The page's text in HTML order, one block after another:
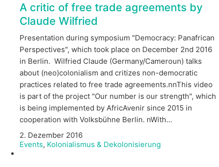
A critic of free trade agreements by
Claude Wilfried
Presentation during symposium "Democracy: Panafrican
Perspectives", which took place on December 2nd 2016
in Berlin. Wilfried Claude (Germany/Cameroun) talks
about (neo)colonialism and critizes non-democratic
practices related to free trade agreements.nnThis video
is part of the project "Our number is our strength", which
is being implemented by AfricAvenir since 2015 in
cooperation with Volksbühne Berlin. nWith…
2. Dezember 2016
Events, Kolonialismus & Dekolonisierung